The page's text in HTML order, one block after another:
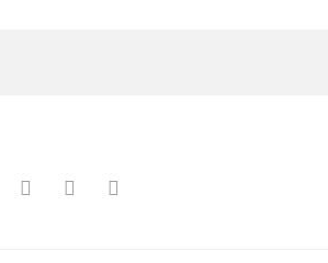
eksik bilgiler bulunuyor.